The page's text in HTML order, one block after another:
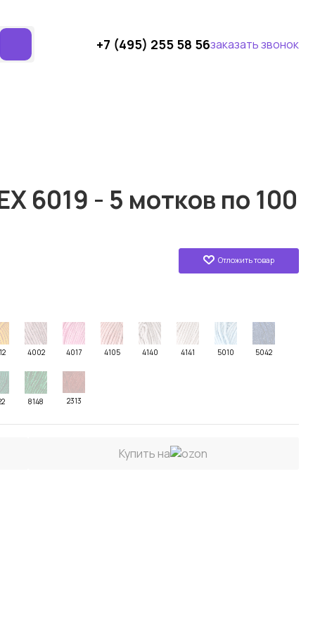
+7 (495) 255 58 56заказать звонок
6019 - 5 мотков по 100
Отложить товар
4002 4017 4105 4140 4141 5010 5042
8148 2313
Купить на